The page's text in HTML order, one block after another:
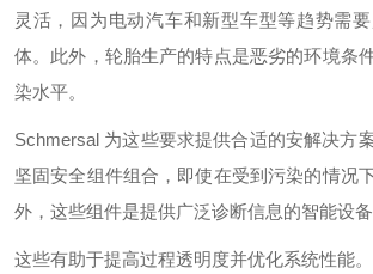
灵活，因为电动汽车和新型车型等趋势需
体。此外，轮胎生产的特点是恶劣的环境条
染水平。
Schmersal 为这些要求提供合适的安解决方
坚固安全组件组合，即使在受到污染的情况
外，这些组件是提供广泛诊断信息的智能设备
这些有助于提高过程透明度并优化系统性能。